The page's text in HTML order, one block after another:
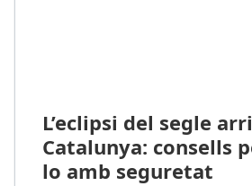
L’eclipsi del segle
Catalunya: consells
lo amb seguretat